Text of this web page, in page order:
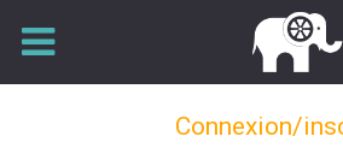
Connexion/